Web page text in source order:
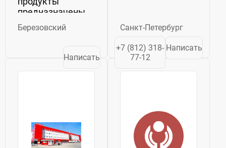
предназначены
для
использования в
промышленность,
химическую...
Березовский
Написать
Санкт-Петербург
+7 (812) 318-
77-12
Написать